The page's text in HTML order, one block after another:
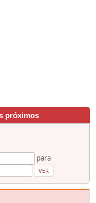
próximos
para